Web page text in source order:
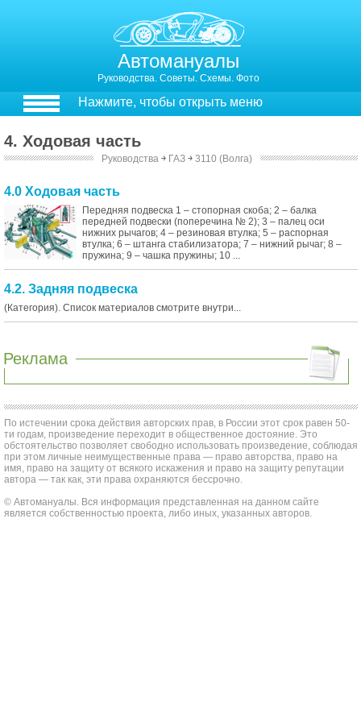
Автомануалы
Руководства. Советы. Схемы. Фото
Нажмите, чтобы открыть меню
4. Ходовая часть
Руководства ￫ ГАЗ ￫ 3110 (Волга)
4.0 Ходовая часть
Передняя подвеска 1 – стопорная скоба; 2 – балка
передней подвески (поперечина № 2); 3 – палец оси
нижних рычагов; 4 – резиновая втулка; 5 – распорная
втулка; 6 – штанга стабилизатора; 7 – нижний рычаг; 8 –
пружина; 9 – чашка пружины; 10 ...
4.2. Задняя подвеска
(Категория). Список материалов смотрите внутри...
Реклама
По истечении срока действия авторских прав, в России этот срок равен 50-
ти годам, произведение переходит в общественное достояние. Это
обстоятельство позволяет свободно использовать произведение, соблюдая
при этом личные неимущественные права — право авторства, право на
имя, право на защиту от всякого искажения и право на защиту репутации
автора — так как, эти права охраняются бессрочно.
© Автомануалы. Вся информация представленная на данном сайте
является собственностью проекта, либо иных, указанных авторов.